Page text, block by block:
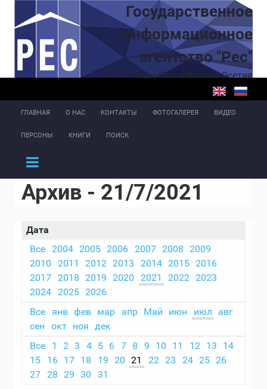
Перейти к основному содержаниюГосударственное
информационное
агентство "Рес"
Республика Южная Осетия
ГЛАВНАЯ О НАС КОНТАКТЫ ФОТОГАЛЕРЕЯ ВИДЕО
ПЕРСОНЫ КНИГИ ПОИСК
Архив - 21/7/2021
Дата
Все
2004 2005 2006 2007 2008
2009
2010
2011 2012 2013 2014 2015 2016
2017
2018 2019 2020 2021 2022 2023
2024
2025
2026
Все янв фев мар апр Май июн июл
авг
сен
окт ноя дек
Все
1 2 3 4 5 6 7 8 9 10 11 12 13
14
15
16 17 18 19 20 21 22 23 24 25 26
27
28 29 30 31